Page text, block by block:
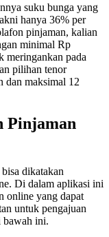
suku bunga yang
hanya 36% per
pinjaman, kalian
minimal Rp
meringankan pada
pilihan tenor
dan maksimal 12
Pinjaman
dikatakan
Di dalam aplikasi ini
online yang dapat
untuk pengajuan
bawah ini.